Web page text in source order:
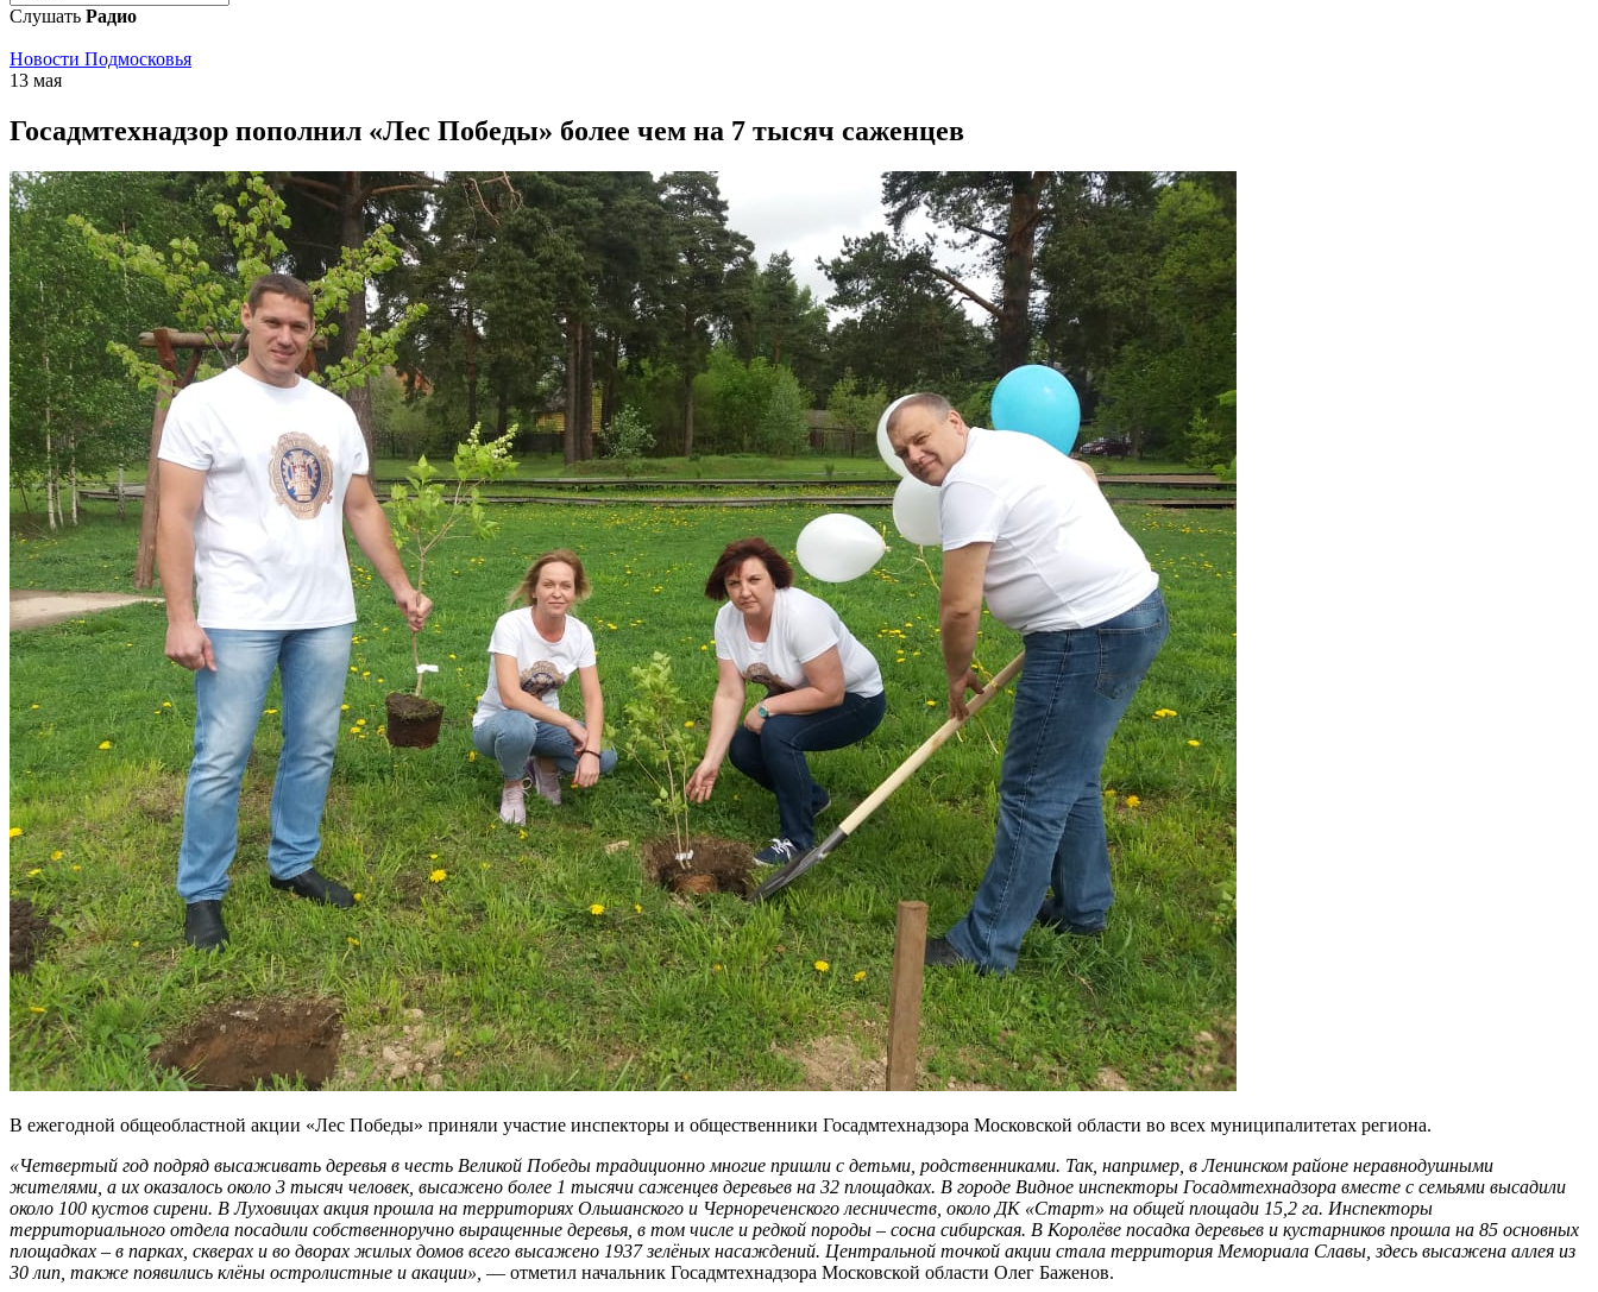
Слушать Радио
Новости Подмосковья
13 мая
Госадмтехнадзор пополнил «Лес Победы» более чем на 7 тысяч саженцев
В ежегодной общеобластной акции «Лес Победы» приняли участие инспекторы и общественники Госадмтехнадзора Московской области во всех муниципалитетах региона.
«Четвертый год подряд высаживать деревья в честь Великой Победы традиционно многие пришли с детьми, родственниками. Так, например, в Ленинском районе неравнодушными
жителями, а их оказалось около 3 тысяч человек, высажено более 1 тысячи саженцев деревьев на 32 площадках. В городе Видное инспекторы Госадмтехнадзора вместе с семьями высадили
около 100 кустов сирени. В Луховицах акция прошла на территориях Ольшанского и Чернореченского лесничеств, около ДК «Старт» на общей площади 15,2 га. Инспекторы
территориального отдела посадили собственноручно выращенные деревья, в том числе и редкой породы – сосна сибирская. В Королёве посадка деревьев и кустарников прошла на 85 основных
площадках – в парках, скверах и во дворах жилых домов всего высажено 1937 зелёных насаждений. Центральной точкой акции стала территория Мемориала Славы, здесь высажена аллея из
30 лип, также появились клёны остролистные и акации», — отметил начальник Госадмтехнадзора Московской области Олег Баженов.